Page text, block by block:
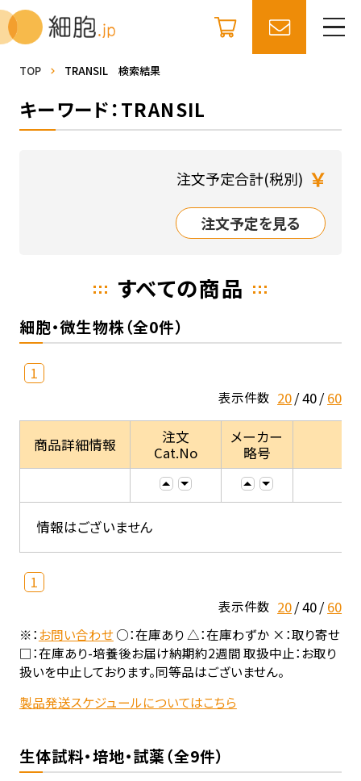
TOP TRANSIL 検索結果
キーワード：TRANSIL
注文予定合計(税別) ￥
注文予定を見る
すべての商品
細胞・微生物株（全0件）
1
表示件数 20 40 60
商品詳細情報
注文
Cat.No
メーカー
略号
情報はございません
1
表示件数 20 40 60
※：お問い合わせ○：在庫あり △：在庫わずか ×：取り寄せ
□：在庫あり-培養後お届け納期約2週間 取扱中止：お取り
扱いを中止しております。同等品はございません。
製品発送スケジュールについてはこちら
生体試料・培地・試薬（全9件）